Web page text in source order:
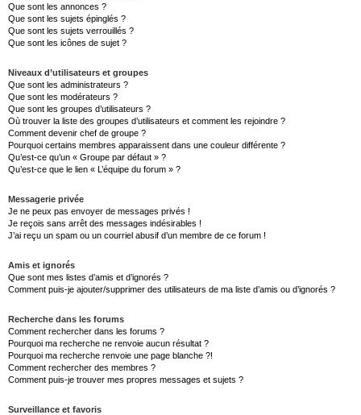
Que sont les annonces ?
Que sont les sujets épinglés ?
Que sont les sujets verrouillés ?
Que sont les icônes de sujet ?
Niveaux d’utilisateurs et groupes
Que sont les administrateurs ?
Que sont les modérateurs ?
Que sont les groupes d’utilisateurs ?
Où trouver la liste des groupes d’utilisateurs et comment les rejoindre ?
Comment devenir chef de groupe ?
Pourquoi certains membres apparaissent dans une couleur différente ?
Qu’est-ce qu’un « Groupe par défaut » ?
Qu’est-ce que le lien « L’équipe du forum » ?
Messagerie privée
Je ne peux pas envoyer de messages privés !
Je reçois sans arrêt des messages indésirables !
J’ai reçu un spam ou un courriel abusif d’un membre de ce forum !
Amis et ignorés
Que sont mes listes d’amis et d’ignorés ?
Comment puis-je ajouter/supprimer des utilisateurs de ma liste d’amis ou d’ignorés ?
Recherche dans les forums
Comment rechercher dans les forums ?
Pourquoi ma recherche ne renvoie aucun résultat ?
Pourquoi ma recherche renvoie une page blanche ?!
Comment rechercher des membres ?
Comment puis-je trouver mes propres messages et sujets ?
Surveillance et favoris